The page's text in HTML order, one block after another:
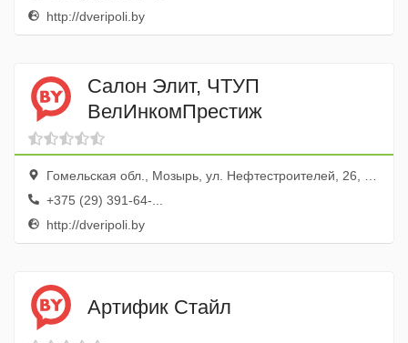
http://dveripoli.by
Салон Элит, ЧТУП
ВелИнкомПрестиж
Гомельская обл., Мозырь, ул. Нефтестроителей, 26, ТЦ Апельсин
+375 (29) 391-64-...
http://dveripoli.by
Артифик Стайл